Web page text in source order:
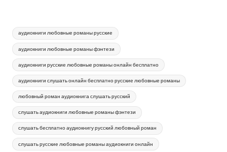
Метки:
аудиокниги любовные романы русские
аудиокниги любовные романы фэнтези
аудиокниги русские любовные романы онлайн бесплатно
аудиокниги слушать онлайн бесплатно русские любовные романы
любовный роман аудиокнига слушать русский
слушать аудиокниги любовные романы фэнтези
слушать бесплатно аудиокнигу русский любовный роман
слушать русские любовные романы аудиокниги онлайн